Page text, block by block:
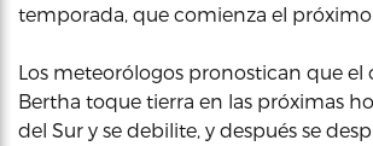
temporada, que comienza el próximo
Los meteorólogos pronostican que el
Bertha toque tierra en las próximas
del Sur y se debilite, y después se